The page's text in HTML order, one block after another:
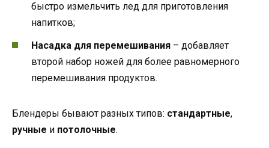
быстро измельчить лед для приготовления
напитков;
Насадка для перемешивания – добавляет
второй набор ножей для более равномерного
перемешивания продуктов.
Блендеры бывают разных типов: стандартные,
ручные и потолочные.